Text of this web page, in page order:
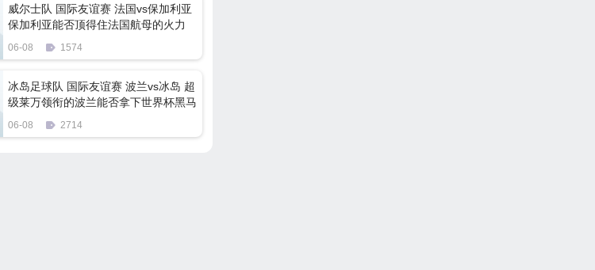
威尔士队 国际友谊赛 法国vs保加利亚
保加利亚能否顶得住法国航母的火力
06-08 1574
冰岛足球队 国际友谊赛 波兰vs冰岛 超
级莱万领衔的波兰能否拿下世界杯黑马
06-08 2714